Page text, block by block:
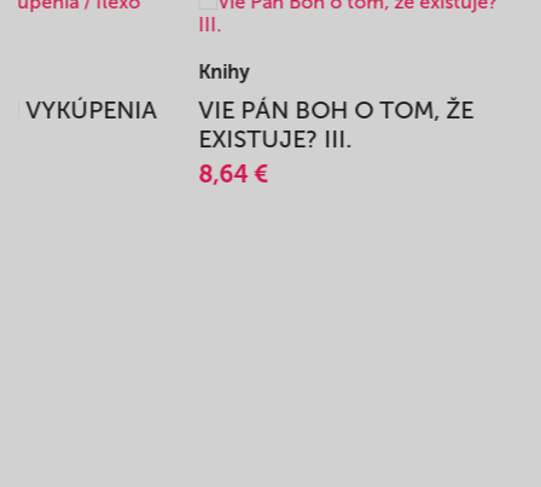
VYKÚPENIA
Knihy
VIE PÁN BOH O TOM, ŽE
EXISTUJE? III.
8,64 €